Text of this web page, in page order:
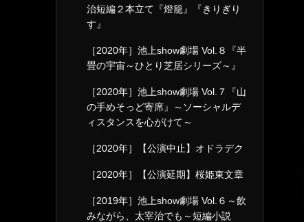
治短編２本立て『燈籠』『きりぎり
す』
［2020年］池上show劇場 Vol.８『半
畳の宇宙～ひとり芝居シリーズ～』
［2020年］池上show劇場 Vol.７『山
の手めそっど寄席』～ソーシャルデ
ィスタンスを心がけて～
［2020年］【公演中止】オドラデク
［2020年］【公演延期】桜姫東文章
［2019年］池上show劇場 Vol.６～飲
みながら、太宰治でも～短編小説